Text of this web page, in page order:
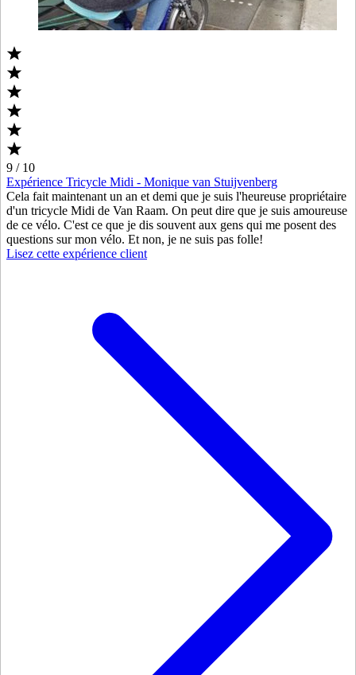
9 / 10
Expérience Tricycle Midi - Monique van Stuijvenberg
Cela fait maintenant un an et demi que je suis l'heureuse propriétaire
d'un tricycle Midi de Van Raam. On peut dire que je suis amoureuse
de ce vélo. C'est ce que je dis souvent aux gens qui me posent des
questions sur mon vélo. Et non, je ne suis pas folle!
Lisez cette expérience client